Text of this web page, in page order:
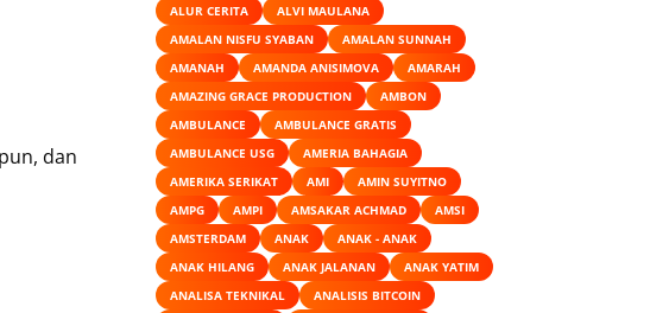
dan
ALUR CERITA
ALVI MAULANA
AMALAN NISFU SYABAN
AMALAN SUNNAH
AMANAH
AMANDA ANISIMOVA
AMARAH
AMAZING GRACE PRODUCTION
AMBON
AMBULANCE
AMBULANCE GRATIS
AMBULANCE USG
AMERIA BAHAGIA
AMERIKA SERIKAT
AMI
AMIN SUYITNO
AMPG
AMPI AMSAKAR ACHMAD
AMSI
AMSTERDAM
ANAK
ANAK - ANAK
ANAK HILANG
ANAK JALANAN
ANAK YATIM
ANALISA TEKNIKAL
ANALISIS BITCOIN